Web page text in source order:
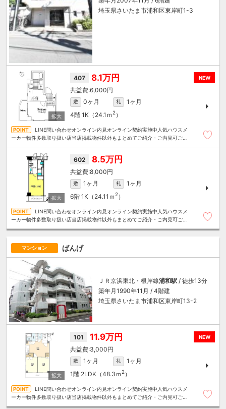
埼玉県さいたま市浦和区東岸町1-3
NEW
407 8.1万円
6,000円
敷 0ヶ月 礼
1ヶ月
4階 1K（24.1ｍ 2）
LINE問い合わせオンライン内見オンライン契約実施中人気ハウスメ
ーカー物件多数取り扱い店当店掲載物件以外もまとめてご紹介・ご内見可ご予
602 8.5万円
8,000円
敷 1ヶ月 礼
1ヶ月
6階 1K（24.11ｍ 2）
LINE問い合わせオンライン内見オンライン契約実施中人気ハウスメ
ーカー物件多数取り扱い店当店掲載物件以外もまとめてご紹介・ご内見可ご予
マンション ばんげ
ＪＲ京浜東北・根岸線浦和駅 / 徒歩13分
築年月1990年11月 / 4階建
埼玉県さいたま市浦和区東岸町13-2
NEW
101 11.9万円
3,000円
敷 1ヶ月 礼
1ヶ月
1階 2LDK（48.3ｍ 2）
LINE問い合わせオンライン内見オンライン契約実施中人気ハウスメ
ーカー物件多数取り扱い店当店掲載物件以外もまとめてご紹介・ご内見可ご予